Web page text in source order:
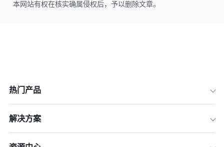
本网站有权在核实确属侵权后，予以删除文章。
热门产品
解决方案